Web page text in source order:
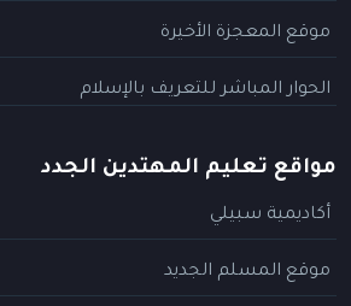
موقع المعجزة الأخيرة
الحوار المباشر للتعريف بالإسلام
مواقع تعليم المهتدين الجدد
أكاديمية سبيلي
موقع المسلم الجديد